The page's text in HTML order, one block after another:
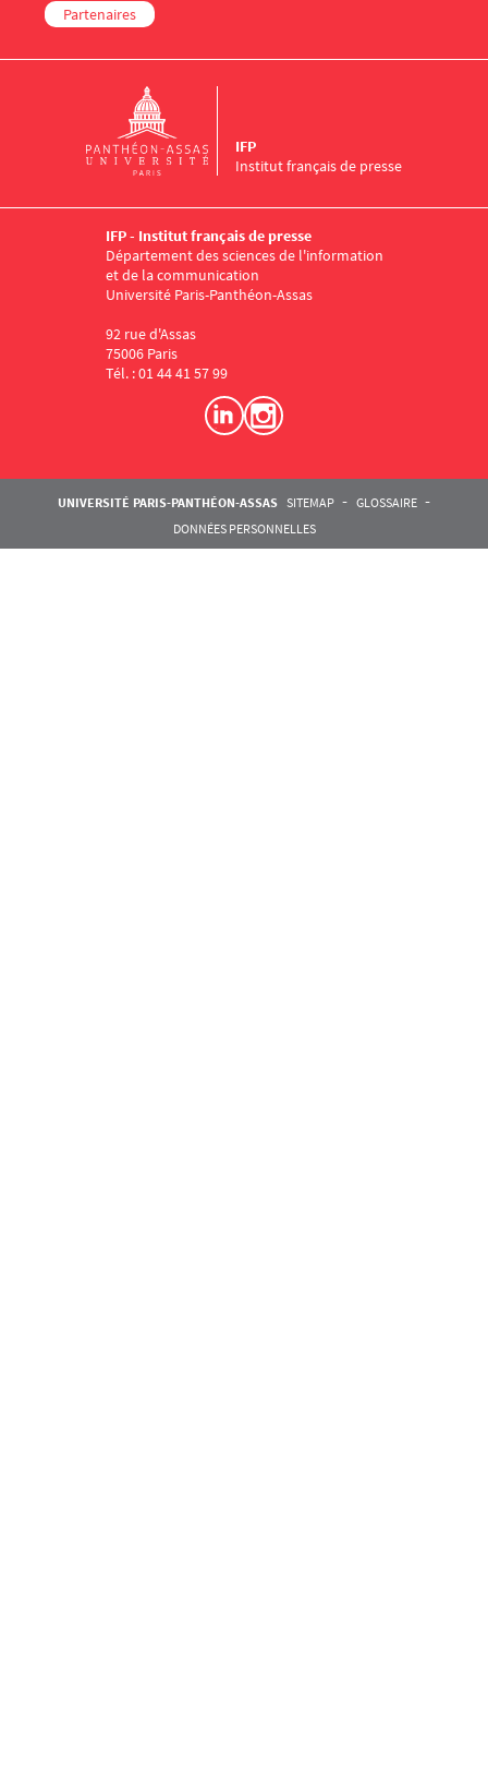
Partenaires
Institut français de presse
IFP
IFP - Institut français de presse
Département des sciences de l'information
et de la communication
Université Paris-Panthéon-Assas
92 rue d'Assas
75006 Paris
Tél. : 01 44 41 57 99
Pied de page Assas
UNIVERSITÉ PARIS-PANTHÉON-ASSAS SITEMAP
GLOSSAIRE
DONNÉES PERSONNELLES